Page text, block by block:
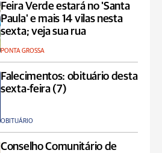
Feira Verde estará no 'Santa
Paula' e mais 14 vilas nesta
sexta; veja sua rua
PONTA GROSSA
Falecimentos: obituário desta
sexta-feira (7)
OBITUÁRIO
Conselho Comunitário de